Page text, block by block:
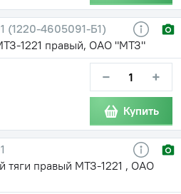
(1220-4605091-Б1)
1221 правый, ОАО "МТЗ"
− +
Купить
тяги правый МТЗ-1221 , ОАО